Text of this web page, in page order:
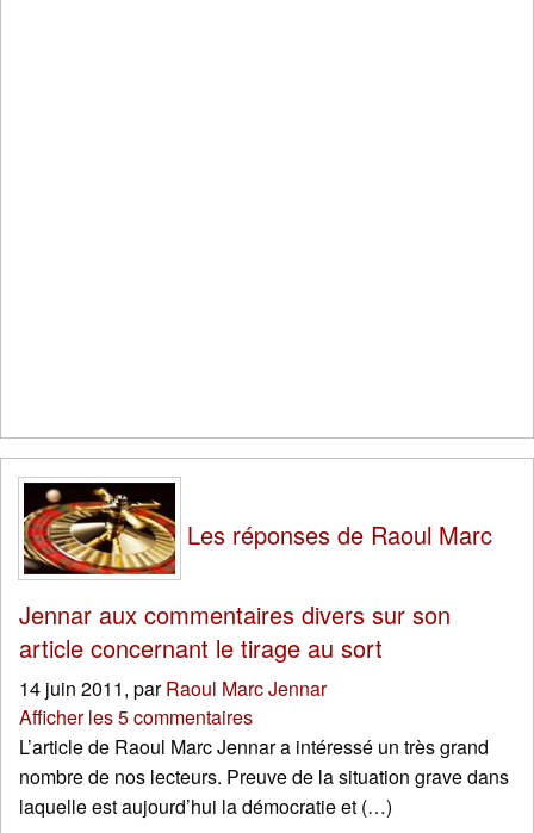
Les réponses de Raoul Marc
Jennar aux commentaires divers sur son
article concernant le tirage au sort
14 juin 2011, parRaoul Marc Jennar
Afficher les 5 commentaires
L’article de Raoul Marc Jennar a intéressé un très grand
nombre de nos lecteurs. Preuve de la situation grave dans
laquelle est aujourd’hui la démocratie et (…)